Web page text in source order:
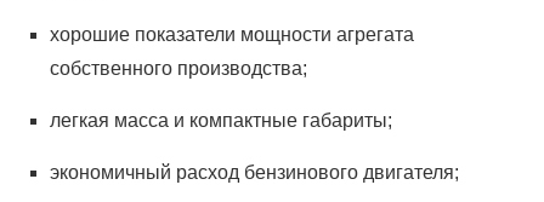
хорошие показатели мощности агрегата
собственного производства;
легкая масса и компактные габариты;
экономичный расход бензинового двигателя;